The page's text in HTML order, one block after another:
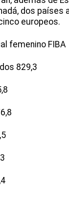
dos países
europeos.
femenino FIBA
829,3